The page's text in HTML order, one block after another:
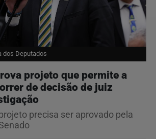
dos Deputados
projeto que permite a
de decisão de juiz
precisa ser aprovado pela